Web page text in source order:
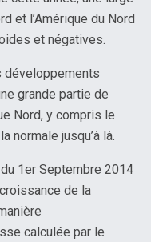
et l’Amérique du Nord
et négatives.
développements
grande partie de
Nord, y compris le
normale jusqu’à là.
1er Septembre 2014
de la
calculée par le